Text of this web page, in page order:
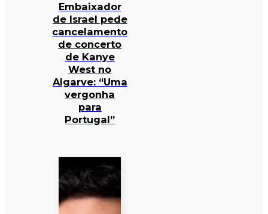
Embaixador
de Israel pede
cancelamento
de concerto
de Kanye
West no
Algarve: “Uma
vergonha
para
Portugal”